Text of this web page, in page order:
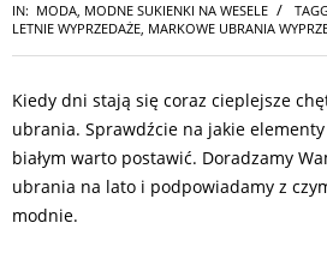
IN: MODA, MODNE SUKIENKI NA WESELE
LETNIE WYPRZEDAŻE, MARKOWE UBRANIA
Kiedy dni stają się coraz cieplejsze
ubrania. Sprawdźcie na jakie
białym warto postawić. Doradzamy
ubrania na lato i podpowiadamy z
modnie.